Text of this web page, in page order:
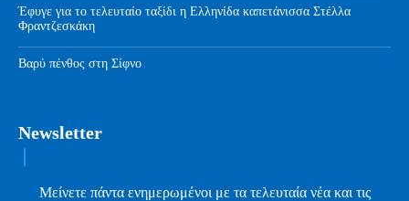
Έφυγε για το τελευταίο ταξίδι η Ελληνίδα καπετάνισσα Στέλλα
Φραντζεσκάκη
Βαρύ πένθος στη Σίφνο
Newsletter
Μείνετε πάντα ενημερωμένοι με τα τελευταία νέα και τις